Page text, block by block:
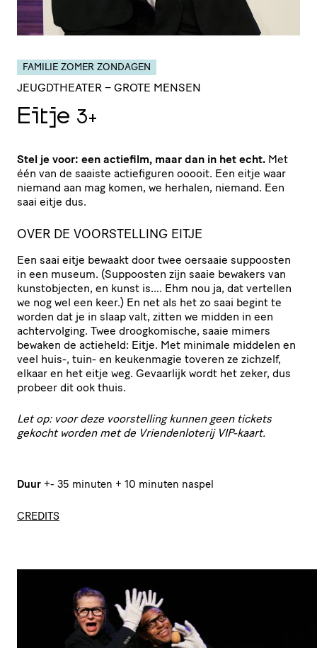
FAMILIE ZOMER ZONDAGEN
JEUGDTHEATER – GROTE MENSEN
Eitje 3+
Stel je voor: een actiefilm, maar dan in het echt. Met
één van de saaiste actiefiguren ooooit. Een eitje waar
niemand aan mag komen, we herhalen, niemand. Een
saai eitje dus.
OVER DE VOORSTELLING EITJE
Een saai eitje bewaakt door twee oersaaie suppoosten
in een museum. (Suppoosten zijn saaie bewakers van
kunstobjecten, en kunst is…. Ehm nou ja, dat vertellen
we nog wel een keer.) En net als het zo saai begint te
worden dat je in slaap valt, zitten we midden in een
achtervolging. Twee droogkomische, saaie mimers
bewaken de actieheld: Eitje. Met minimale middelen en
veel huis-, tuin- en keukenmagie toveren ze zichzelf,
elkaar en het eitje weg. Gevaarlijk wordt het zeker, dus
probeer dit ook thuis.
Let op: voor deze voorstelling kunnen geen tickets
gekocht worden met de Vriendenloterij VIP-kaart.
Duur +- 35 minuten + 10 minuten naspel
CREDITS